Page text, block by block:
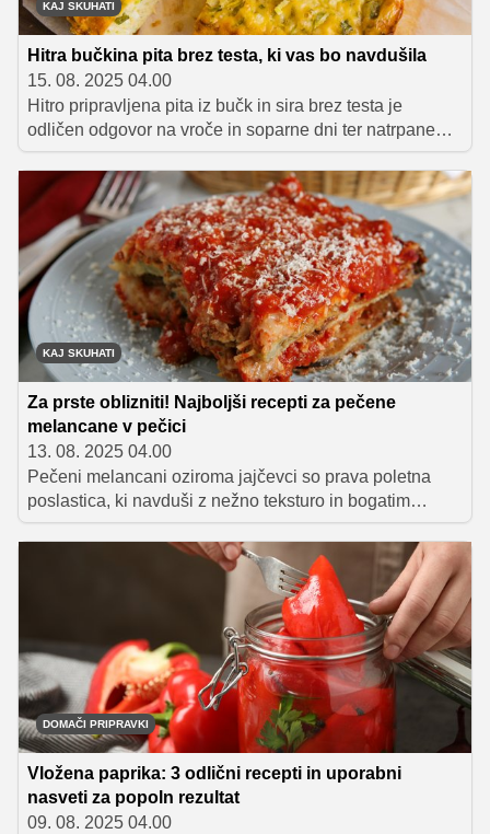
KAJ SKUHATI
Hitra bučkina pita brez testa, ki vas bo navdušila
15. 08. 2025 04.00
Hitro pripravljena pita iz bučk in sira brez testa je
odličen odgovor na vroče in soparne dni ter natrpane
delovne tedne, postrežete pa jo lahko kot predjed,
prilogo ali glavno jed.
KAJ SKUHATI
Za prste oblizniti! Najboljši recepti za pečene
melancane v pečici
13. 08. 2025 04.00
Pečeni melancani oziroma jajčevci so prava poletna
poslastica, ki navduši z nežno teksturo in bogatim
okusom. Lahko jih nadevate, obložite s sirom ali pa
spremenite v slastne zloženke. Na kup smo zbrali
različne ideje in recepte, s katerimi boste iz te
vsestranske zelenjave v pečici ustvarili okusne priloge
DOMAČI PRIPRAVKI
Vložena paprika: 3 odlični recepti in uporabni
nasveti za popoln rezultat
09. 08. 2025 04.00